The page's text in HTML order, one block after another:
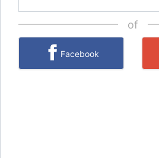
of
Facebook